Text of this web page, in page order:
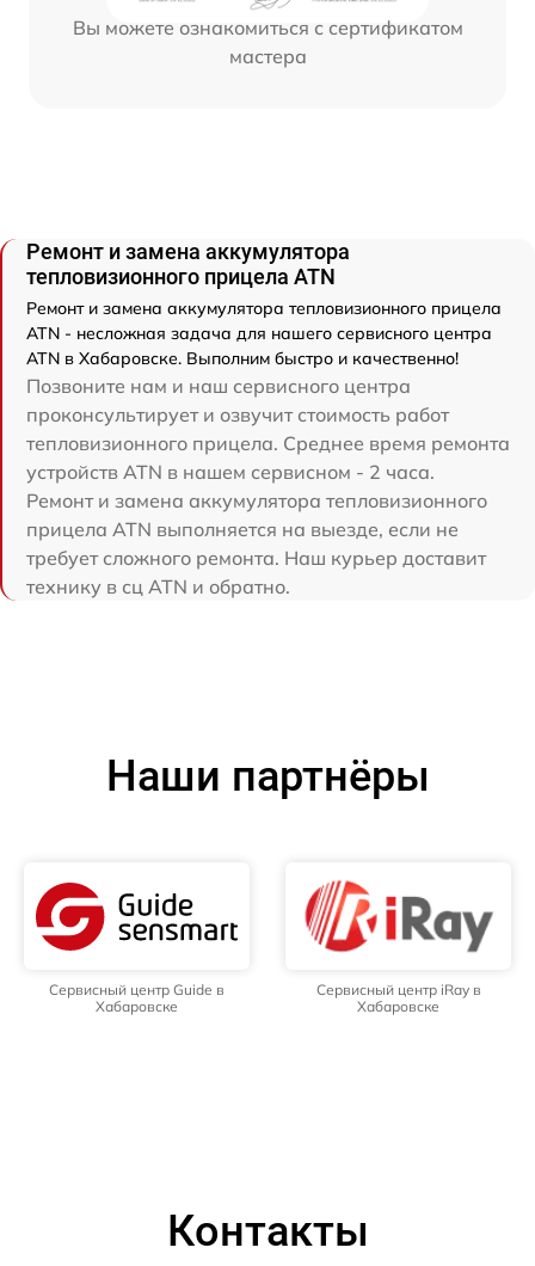
Вы можете ознакомиться с сертификатом
мастера
Ремонт и замена аккумулятора
тепловизионного прицела ATN
Ремонт и замена аккумулятора тепловизионного прицела
ATN - несложная задача для нашего сервисного центра
ATN в Хабаровске. Выполним быстро и качественно!
Позвоните нам и наш сервисного центра
проконсультирует и озвучит стоимость работ
тепловизионного прицела. Среднее время ремонта
устройств ATN в нашем сервисном - 2 часа.
Ремонт и замена аккумулятора тепловизионного
прицела ATN выполняется на выезде, если не
требует сложного ремонта. Наш курьер доставит
технику в сц ATN и обратно.
Наши партнёры
Сервисный центр Guide в
Хабаровске
Сервисный центр iRay в
Хабаровске
Контакты